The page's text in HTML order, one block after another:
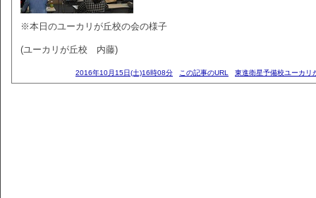
※本日のユーカリが丘校の会の様子
(ユーカリが丘校 内藤)
2016年10月15日(土)16時08分 この記事のURL 東進衛星予備校ユーカリ